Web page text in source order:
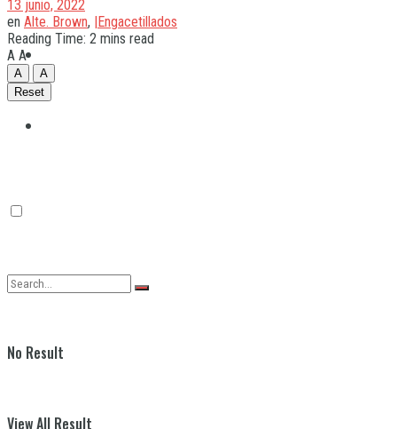
No Result
View All Result
13 junio, 2022
en Alte. Brown, |Engacetillados
Reading Time: 2 mins read
A A
A
A
Reset